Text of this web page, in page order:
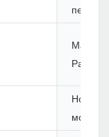
печати:
Номер
модели: